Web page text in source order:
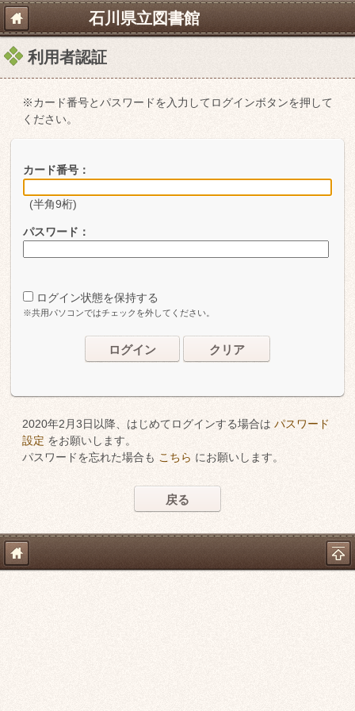
石川県立図書館
利用者認証
※カード番号とパスワードを入力してログインボタンを押して
ください。
カード番号：
(半角9桁)
パスワード：
ログイン状態を保持する
※共用パソコンではチェックを外してください。
ログイン クリア
2020年2月3日以降、はじめてログインする場合は パスワード
設定 をお願いします。
パスワードを忘れた場合も こちら にお願いします。
戻る